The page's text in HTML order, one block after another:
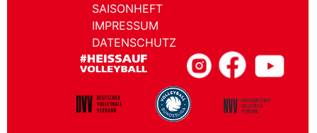
SAISONHEFT
IMPRESSUM
DATENSCHUTZ